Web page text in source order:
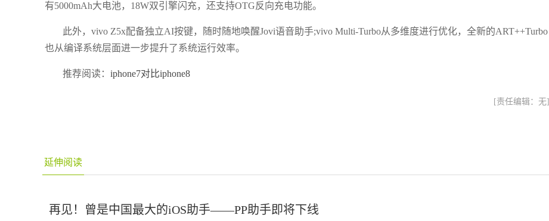
有5000mAh大电池，18W双引擎闪充，还支持OTG反向充电功能。
此外，vivo Z5x配备独立AI按键，随时随地唤醒Jovi语音助手;vivo Multi-Turbo从多维度进行优化，全新的ART++Turbo
也从编译系统层面进一步提升了系统运行效率。
推荐阅读： iphone7对比iphone8
[责任编辑：无]
延伸阅读
再见！曾是中国最大的iOS助手——PP助手即将下线